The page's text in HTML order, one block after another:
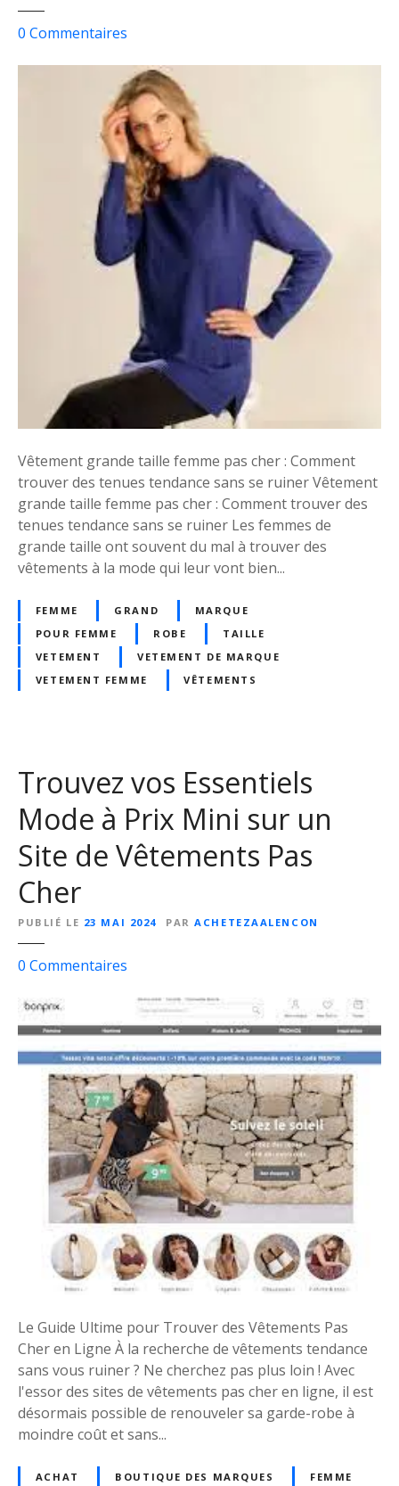
ê
t
e
m
e
n
t
F
e
m
m
a
s
r
0 Commentaires
r
T
r
o
u
v
e
r
d
e
t
e
t
s
g
r
a
n
e
i
o
r
f
e
e
i
t
p
r
i
:
A
s
t
u
c
e
e
t
b
o
n
s
Vêtement grande taille femme pas cher : Comment
trouver des tenues tendance sans se ruiner Vêtement
grande taille femme pas cher : Comment trouver des
tenues tendance sans se ruiner Les femmes de
grande taille ont souvent du mal à trouver des
vêtements à la mode qui leur vont bien...
FEMME GRAND
MARQUE
POUR FEMME
ROBE
TAILLE
VETEMENT
VETEMENT DE MARQUE
VETEMENT FEMME
VÊTEMENTS
Trouvez vos Essentiels
Mode à Prix Mini sur un
Site de Vêtements Pas
Cher
PUBLIÉ LE 23 MAI 2024 PAR ACHETEZAALENCON
0 Commentaires
T
r
o
u
v
e
z
v
o
s
E
s
s
n
t
i
e
l
s
o
Le Guide Ultime pour Trouver des Vêtements Pas
Cher en Ligne À la recherche de vêtements tendance
sans vous ruiner ? Ne cherchez pas plus loin ! Avec
l'essor des sites de vêtements pas cher en ligne, il est
désormais possible de renouveler sa garde-robe à
moindre coût et sans...
ACHAT BOUTIQUE DES MARQUES
FEMME